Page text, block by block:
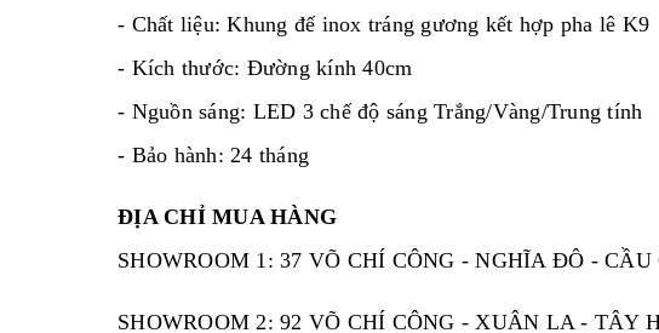
- Chất liệu: Khung đế inox tráng gương kết hợp pha lê K9
- Kích thước: Đường kính 40cm
- Nguồn sáng: LED 3 chế độ sáng Trắng/Vàng/Trung tính
- Bảo hành: 24 tháng
ĐỊA CHỈ MUA HÀNG
SHOWROOM 1: 37 VÕ CHÍ CÔNG - NGHĨA ĐÔ -
SHOWROOM 2: 92 VÕ CHÍ CÔNG - XUÂN LA - TÂY